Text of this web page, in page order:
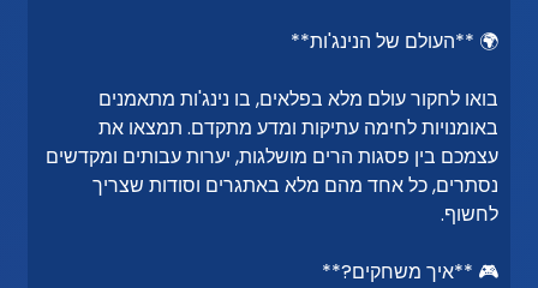
🌍 **העולם של הנינג'ות**
בואו לחקור עולם מלא בפלאים, בו נינג'ות מתאמנים
באומנויות לחימה עתיקות ומדע מתקדם. תמצאו את
עצמכם בין פסגות הרים מושלגות, יערות עבותים ומקדשים
נסתרים, כל אחד מהם מלא באתגרים וסודות שצריך
לחשוף.
🎮 **איך משחקים?**